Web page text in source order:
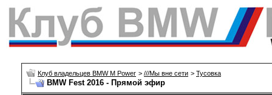
Клуб владельцев BMW M Power > ///Mы вне сети > Тусовка
BMW Fest 2016 - Прямой эфир